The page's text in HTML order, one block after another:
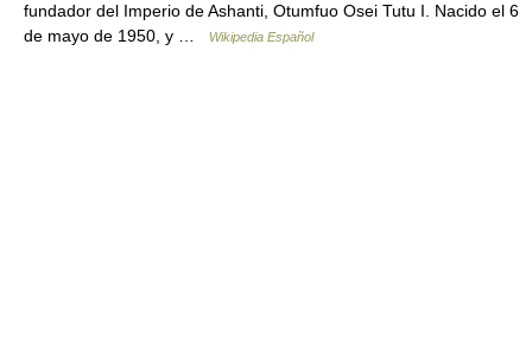
fundador del Imperio de Ashanti, Otumfuo Osei Tutu I. Nacido el 6
de mayo de 1950, y …
Wikipedia Español